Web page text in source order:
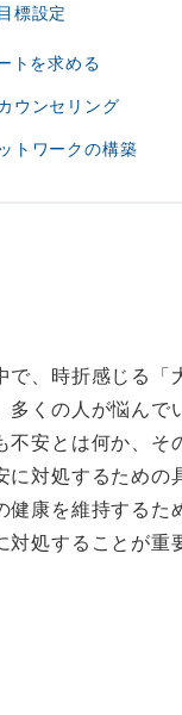
標設定
トを求める
ウンセリング
トワークの構築
で、時折感じる「
多くの人が悩んで
不安とは何か、そ
に対処するための
健康を維持するた
対処することが重